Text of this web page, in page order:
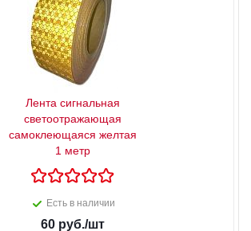
Лента сигнальная
светоотражающая
самоклеющаяся желтая
1 метр
Есть в наличии
60руб./шт